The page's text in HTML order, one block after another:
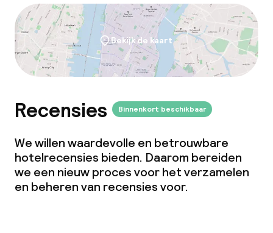
Bekijk de kaart
Recensies Binnenkort beschikbaar
We willen waardevolle en betrouwbare
hotelrecensies bieden. Daarom bereiden
we een nieuw proces voor het verzamelen
en beheren van recensies voor.